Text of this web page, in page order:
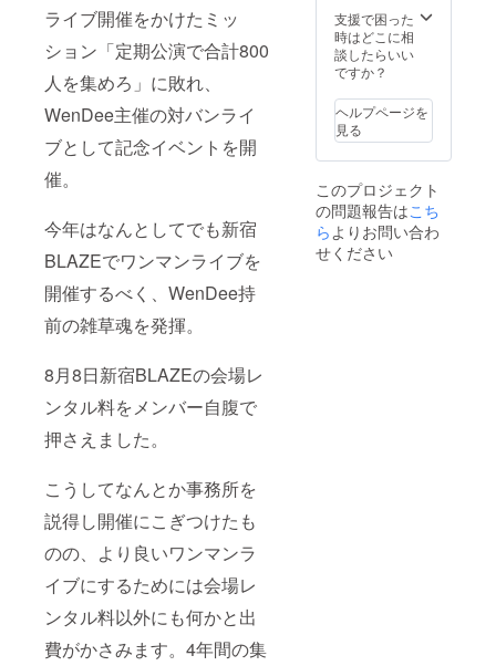
ライブ開催をかけたミッ
ション「定期公演で合計800
人を集めろ」に敗れ、
WenDee主催の対バンライ
ブとして記念イベントを開
催。
今年はなんとしてでも新宿
BLAZEでワンマンライブを
開催するべく、WenDee持
前の雑草魂を発揮。
8月8日新宿BLAZEの会場レ
ンタル料をメンバー自腹で
押さえました。
こうしてなんとか事務所を
説得し開催にこぎつけたも
のの、より良いワンマンラ
イブにするためには会場レ
ンタル料以外にも何かと出
費がかさみます。4年間の集
支援で困った
時はどこに相
談したらいい
ですか？
ヘルプページを
見る
このプロジェクト
の問題報告はこち
らよりお問い合わ
せください